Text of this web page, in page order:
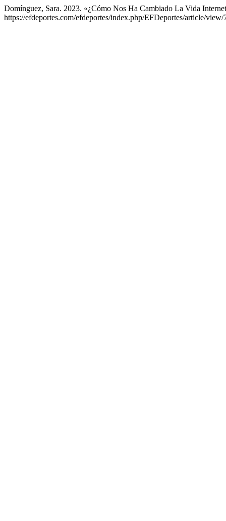
Domínguez, Sara. 2023. «¿Cómo Nos Ha Cambiado La Vida
https://efdeportes.com/efdeportes/index.php/EFDeportes/article/view/